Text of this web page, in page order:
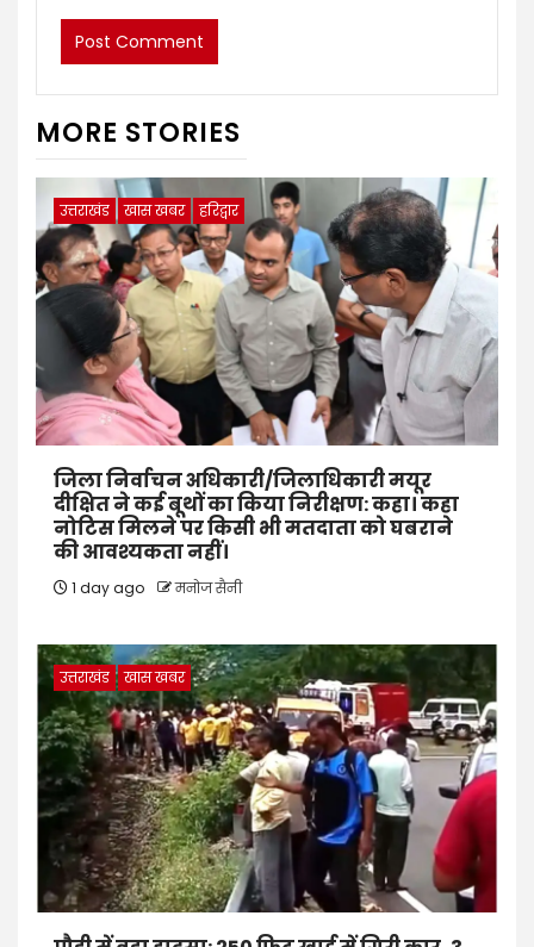
MORE STORIES
उत्तराखंड खास खबर हरिद्वार
जिला निर्वाचन अधिकारी/जिलाधिकारी मयूर
दीक्षित ने कई बूथों का किया निरीक्षण: कहा। कहा
नोटिस मिलने पर किसी भी मतदाता को घबराने
की आवश्यकता नहीं।
1 day ago मनोज सैनी
उत्तराखंड खास खबर